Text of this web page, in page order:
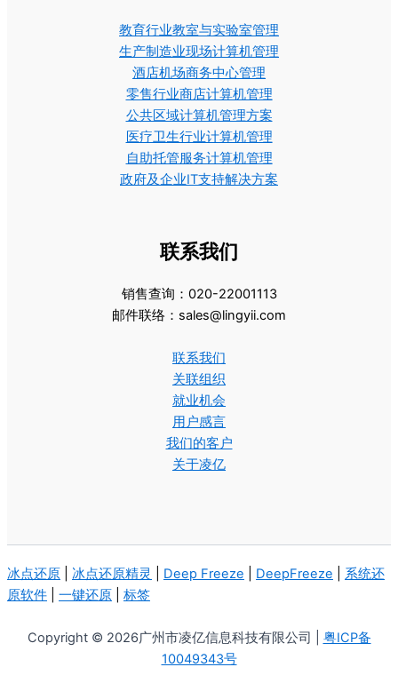
教育行业教室与实验室管理
生产制造业现场计算机管理
酒店机场商务中心管理
零售行业商店计算机管理
公共区域计算机管理方案
医疗卫生行业计算机管理
自助托管服务计算机管理
政府及企业IT支持解决方案
联系我们
销售查询：020-22001113
邮件联络：sales@lingyii.com
联系我们
关联组织
就业机会
用户感言
我们的客户
关于凌亿
冰点还原 冰点还原精灵 Deep Freeze DeepFreeze
系统还
原软件
一键还原 标签
Copyright © 2026广州市凌亿信息科技有限公司 | 粤ICP备
10049343号